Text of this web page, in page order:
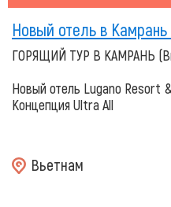
Новый отель в
ГОРЯЩИЙ ТУР В КАМРАНЬ
Новый отель Lugano Resort
Концепция Ultra All
Вьетнам